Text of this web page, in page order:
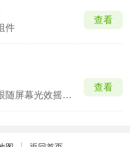
件
查看
将音乐可视化，跟随屏幕光效摇晃起来
查看